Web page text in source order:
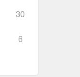
30
6